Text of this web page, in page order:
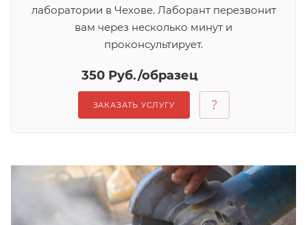
лаборатории в Чехове. Лаборант перезвонит
вам через несколько минут и
проконсультирует.
350 Руб./образец
ЗАКАЗАТЬ УСЛУГУ